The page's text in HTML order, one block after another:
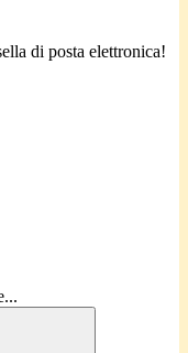
di posta elettronica!